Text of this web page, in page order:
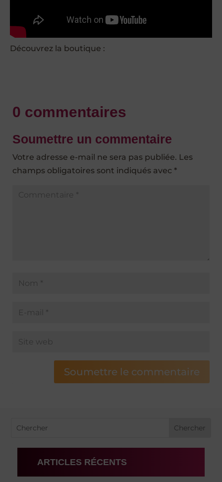
Découvrez la boutique :
0 commentaires
Soumettre un commentaire
Votre adresse e-mail ne sera pas publiée. Les
champs obligatoires sont indiqués avec *
Soumettre le commentaire
ARTICLES RÉCENTS